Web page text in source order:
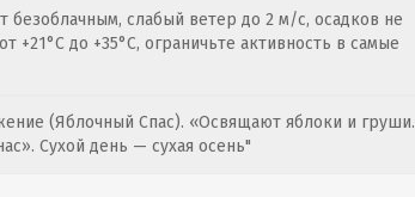
безоблачным, слабый ветер до 2 м/с, осадков не
+21°C до +35°C, ограничьте активность в самые
(Яблочный Спас). «Освящают яблоки и груши.
Сухой день — сухая осень"